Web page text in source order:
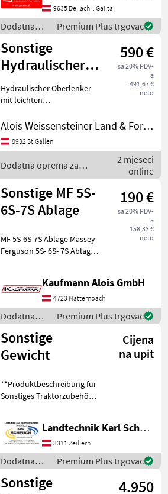
9635 Dellach i. Gailtal
Dodatna
oprema za
traktore /
Sonstige
Premium Plus trgovac
Sonstige
Hydraulischer
Oberlenker
590 €
sa 20% PDV-
a
491,67 €
neto
Hydraulischer Oberlenker
mit leichten
Fanghaken / Gabelgelenk A
(mm): 51 F (mm): 764 / 1
Alois Weissensteiner Land & Forsttechnik
8932 St.Gallen
Dodatna oprema za
traktore / Sonstige
2 mjeseci
online
Sonstige MF 5S-
6S-7S Ablage
190 €
sa 20% PDV-
a
158,33 €
neto
MF 5S-6S-7S Ablage Massey
Ferguson 5S- 6S- 7S Ablage
Kaufmann zeigt Ihnen die
Maschine bzw. Gerät gerne
am B
Kaufmann Alois GmbH
4723 Natternbach
Dodatna
oprema za
traktore /
Sonstige
Premium Plus trgovac
Sonstige
Gewicht
Cijena
na upit
**Produktbeschreibung für
Sonstiges Traktorzubehör
48043821** Entdecken Sie
unser vielseitiges
Traktorzubehör d
Landtechnik Karl Scheuch
3311 Zeillern
Dodatna
oprema za
traktore /
Premium Plus trgovac
Sonstige
4.950